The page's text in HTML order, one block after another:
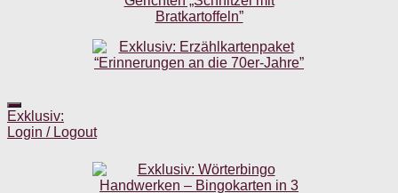
Exklusiv:
Login / Logout